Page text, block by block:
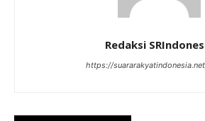
Redaksi
https://